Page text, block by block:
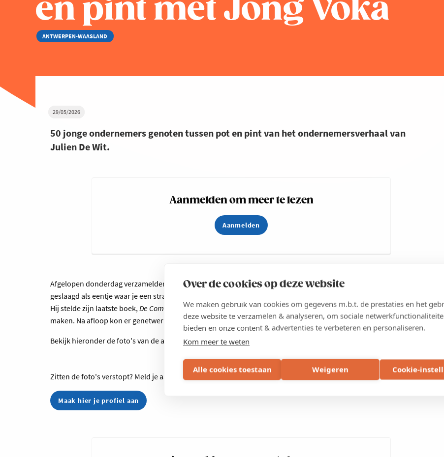
Over de cookies op deze website
We maken gebruik van cookies om gegevens m.b.t. de prestaties en het
deze website te verzamelen & analyseren, om sociale
bieden en onze content & advertenties te verbeteren en personaliseren.
Kom meer te weten
Alle cookies toestaan Weigeren Cookie-
en pint met Jong Voka
ANTWERPEN-WAASLAND
29/05/2026
50 jonge ondernemers genoten tussen pot en pint van het ondernemersverhaal van
Julien De Wit.
Aanmelden om meer te lezen
Aanmelden
Afgelopen donderdag verzamelden zo'n 50 jonge ondernemers in theater Het Klokhuis. Geen café-avond zo
geslaagd als eentje waar je een straf verhaal hoorde aan de toog en dat verhaal bracht ondernemer Julien De Wit.
Hij stelde zijn laatste boek, De Comebackvoor tussen pot en pint en ging in op hoe je van crisis, opportuniteit kan
maken. Na afloop kon er genetwerkt worden
Bekijk hieronder de foto's van de avond
Zitten de foto's verstopt? Meld je aan of maak een profiel aan op onze website om de foto's te bekijken.
Maak hier je profiel aan